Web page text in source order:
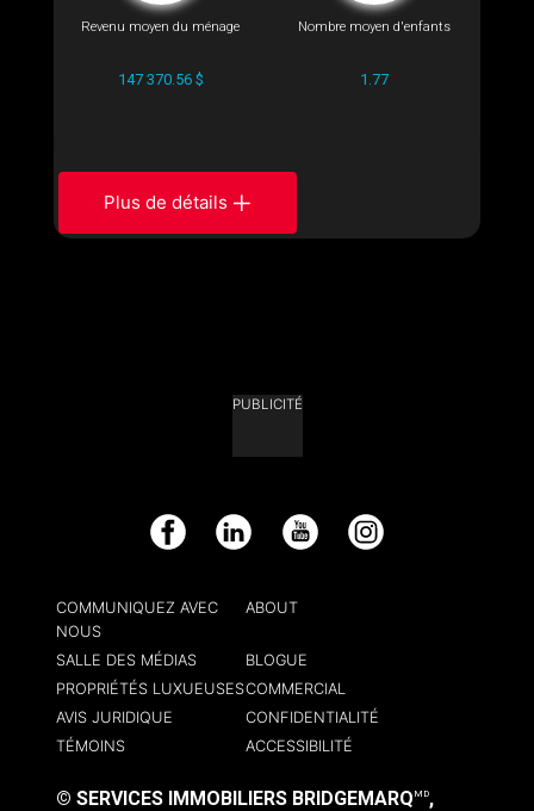
Revenu moyen du ménage
147 370.56 $
Nombre moyen d'enfants
1.77
Plus de détails
PUBLICITÉ
Facebook LinkedIn YouTube Instagram
COMMUNIQUEZ AVEC
NOUS
ABOUT
SALLE DES MÉDIAS
BLOGUE
PROPRIÉTÉS LUXUEUSESCOMMERCIAL
AVIS JURIDIQUE
CONFIDENTIALITÉ
TÉMOINS
ACCESSIBILITÉ
© SERVICES IMMOBILIERS BRIDGEMARQ MD,